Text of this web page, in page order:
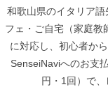
和歌山県のイタリア
フェ・ご自宅（家庭教
に対応し、初心者か
SenseiNaviへのお支
円・1回）で、